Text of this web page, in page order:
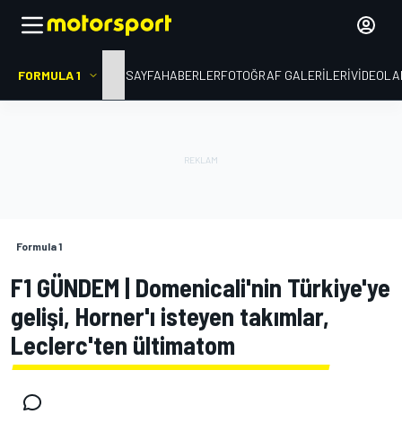
FORMULA 1 ANA SAYFAHABERLERFOTOĞRAF GALERILERI
Formula 1
F1 GÜNDEM | Domenicali'nin Türkiye'ye
gelişi, Horner'ı isteyen takımlar,
Leclerc'ten ültimatom